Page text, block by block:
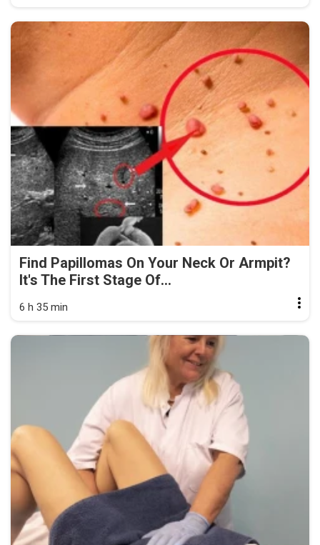
Find Papillomas On Your Neck Or Armpit?
It's The First Stage Of...
6 h 35 min